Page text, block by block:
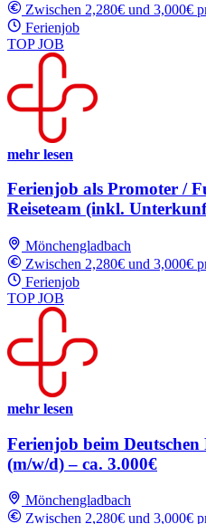
Zwischen 2,280€ und 3,000€
Ferienjob
TOP JOB
mehr lesen
Ferienjob als Promoter /
Reiseteam (inkl.
Mönchengladbach
Zwischen 2,280€ und 3,000€
Ferienjob
TOP JOB
mehr lesen
Ferienjob beim
(m/w/d) – ca. 3.000€
Mönchengladbach
Zwischen 2,280€ und 3,000€